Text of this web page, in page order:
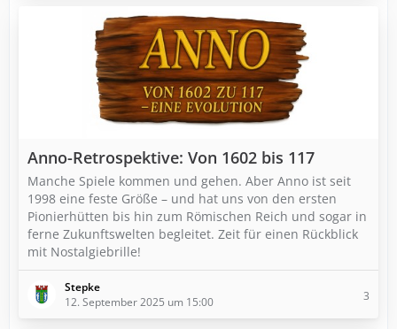
Anno-Retrospektive: Von 1602 bis 117
Manche Spiele kommen und gehen. Aber Anno ist seit
1998 eine feste Größe – und hat uns von den ersten
Pionierhütten bis hin zum Römischen Reich und sogar in
ferne Zukunftswelten begleitet. Zeit für einen Rückblick
mit Nostalgiebrille!
Stepke
12. September 2025 um 15:00
3